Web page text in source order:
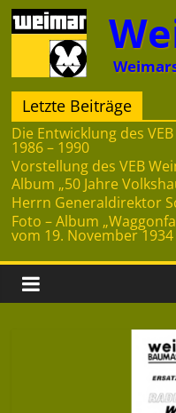
Zum
Inhalt
springen
Letzte Beiträge
Die Entwicklung des
1986 – 1990
Vorstellung des VEB
Album „50 Jahre
Herrn Generaldirektor
Foto – Album
vom 19. November 1934